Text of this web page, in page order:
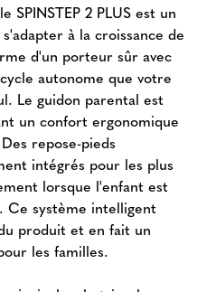
SPINSTEP 2 PLUS est un
à la croissance de
d'un porteur sûr avec
autonome que votre
Le guidon parental est
un confort ergonomique
repose-pieds
intégrés pour les plus
lorsque l'enfant est
Ce système intelligent
produit et en fait un
les familles.